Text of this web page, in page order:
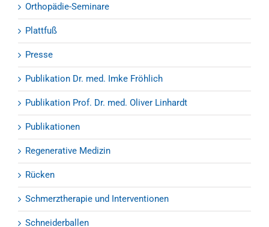
Orthopädie-Seminare
Plattfuß
Presse
Publikation Dr. med. Imke Fröhlich
Publikation Prof. Dr. med. Oliver Linhardt
Publikationen
Regenerative Medizin
Rücken
Schmerztherapie und Interventionen
Schneiderballen